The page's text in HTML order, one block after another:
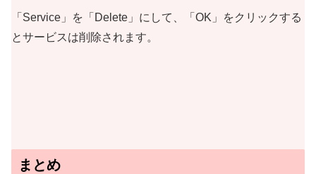
「Service」を「Delete」にして、「OK」をクリックする
とサービスは削除されます。
まとめ